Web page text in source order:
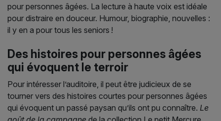
pour personnes âgées. La lecture à haute voix est idéale
pour distraire en douceur. Humour, biographie, nouvelles :
il y en a pour tous les seniors !
Des histoires pour personnes âgées
qui évoquent le terroir
Pour intéresser l’auditoire, il peut être judicieux de se
tourner vers des histoires courtes pour personnes âgées
qui évoquent un passé paysan qu’ils ont pu connaître. Le